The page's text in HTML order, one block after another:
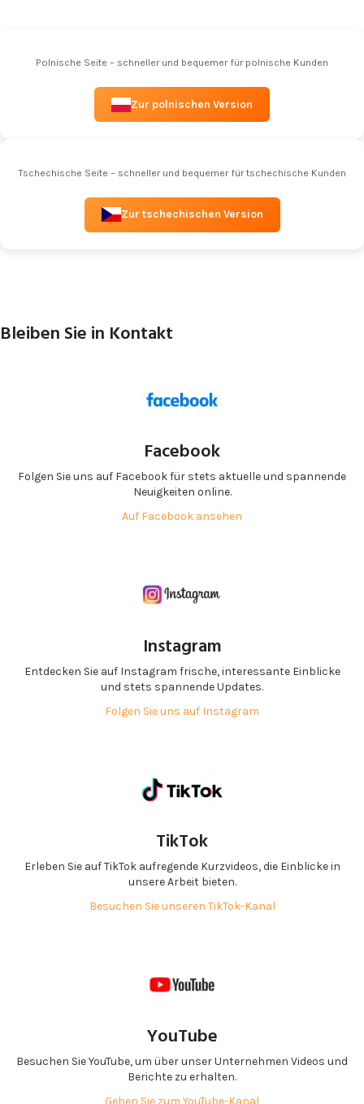
Polnische Seite – schneller und bequemer für polnische Kunden
Zur polnischen Version
Tschechische Seite – schneller und bequemer für tschechische Kunden
Zur tschechischen Version
Bleiben Sie in Kontakt
Facebook
Folgen Sie uns auf Facebook für stets aktuelle und spannende
Neuigkeiten online.
Auf Facebook ansehen
Instagram
Entdecken Sie auf Instagram frische, interessante Einblicke
und stets spannende Updates.
Folgen Sie uns auf Instagram
TikTok
Erleben Sie auf TikTok aufregende Kurzvideos, die Einblicke in
unsere Arbeit bieten.
Besuchen Sie unseren TikTok-Kanal
YouTube
Besuchen Sie YouTube, um über unser Unternehmen Videos und
Berichte zu erhalten.
Gehen Sie zum YouTube-Kanal